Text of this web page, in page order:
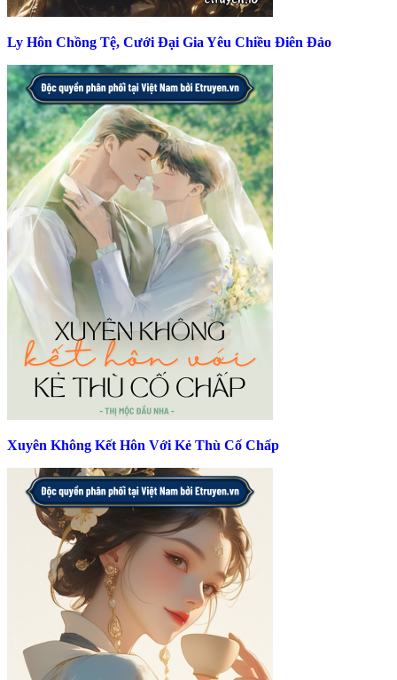
Ly Hôn Chồng Tệ, Cưới Đại Gia Yêu Chiều Điên Đảo
Xuyên Không Kết Hôn Với Kẻ Thù Cố Chấp